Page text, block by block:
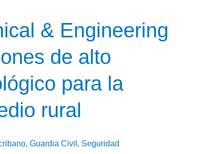
& Engineering
de alto
para la
rural
, Guardia Civil , Seguridad